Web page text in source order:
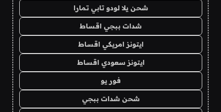
شحن يلا لودو تابي تمارا
شدات ببجي اقساط
ايتونز امريكي اقساط
ايتونز سعودي اقساط
فور يو
شحن شدات ببجي